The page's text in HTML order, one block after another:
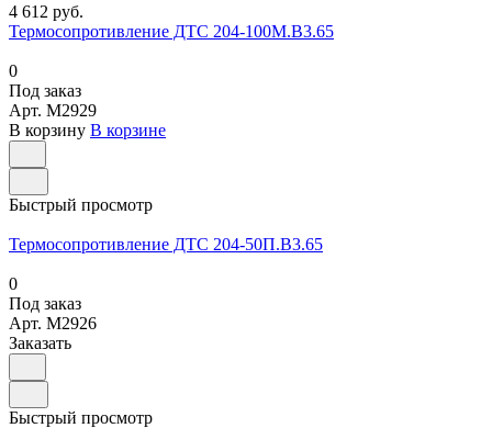
4 612 руб.
Термосопротивление ДТС 204-100М.В3.65
0
Под заказ
Арт. M2929
В корзину В корзине
Быстрый просмотр
Термосопротивление ДТС 204-50П.В3.65
0
Под заказ
Арт. M2926
Заказать
Быстрый просмотр